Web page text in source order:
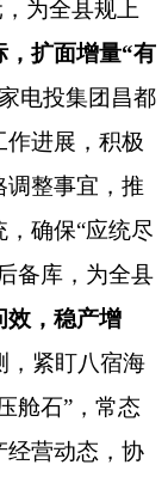
为全县规上
，扩面增量“有
电投集团昌都
作进展，积极
调整事宜，推
，确保“应统尽
备库，为全县
效，稳产增
，紧盯八宿海
舱石” ，常态
经营动态，协